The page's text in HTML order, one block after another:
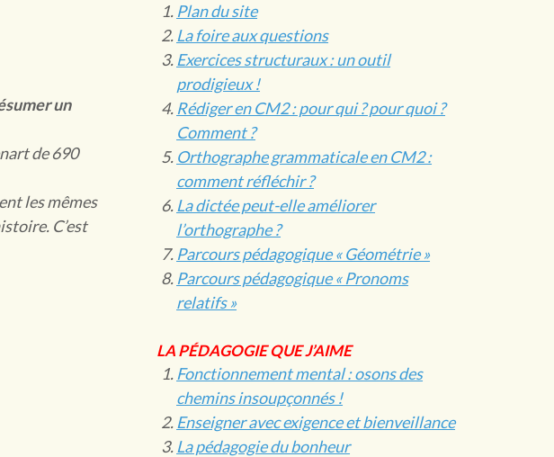
un
de 690
les mêmes
C’est
Plan du site
La foire aux questions
Exercices structuraux : un outil
prodigieux !
Rédiger en CM2 : pour qui ? pour quoi ?
Comment ?
Orthographe grammaticale en CM2 :
comment réfléchir ?
La dictée peut-elle améliorer
l’orthographe ?
Parcours pédagogique « Géométrie »
Parcours pédagogique « Pronoms
relatifs »
LA PÉDAGOGIE QUE J’AIME
Fonctionnement mental : osons des
chemins insoupçonnés !
Enseigner avec exigence et bienveillance
La pédagogie du bonheur